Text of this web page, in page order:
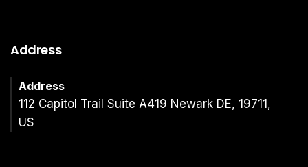
Address
Address
112 Capitol Trail Suite A419 Newark DE, 19711,
US